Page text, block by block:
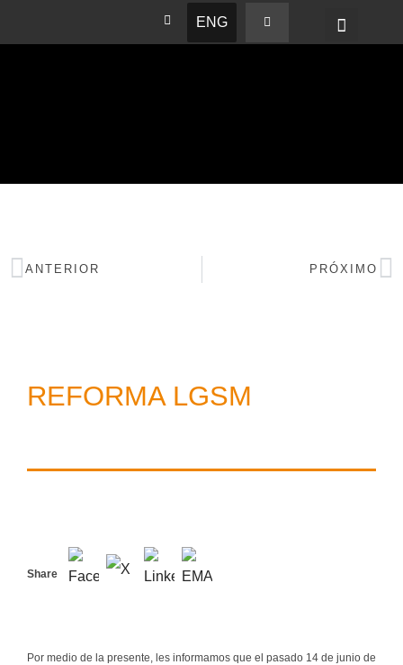
ENG
ANTERIOR PRÓXIMO
REFORMA LGSM
Share
Por medio de la presente, les informamos que el pasado 14 de junio de